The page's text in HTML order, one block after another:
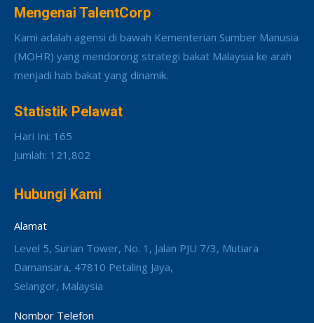
Mengenai TalentCorp
Kami adalah agensi di bawah Kementerian Sumber Manusia
(MOHR) yang mendorong strategi bakat Malaysia ke arah
menjadi hab bakat yang dinamik.
Statistik Pelawat
Hari Ini: 165
Jumlah: 121,802
Hubungi Kami
Alamat
Level 5, Surian Tower, No. 1, Jalan PJU 7/3, Mutiara
Damansara, 47810 Petaling Jaya,
Selangor, Malaysia
Nombor Telefon